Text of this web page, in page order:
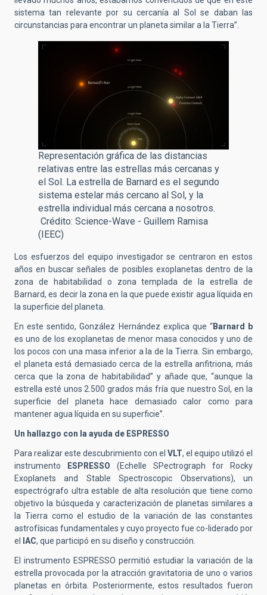
sistema tan relevante por su cercanía al Sol se daban las
circunstancias para encontrar un planeta similar a la Tierra”.
Representación gráfica de las distancias
relativas entre las estrellas más cercanas y
el Sol. La estrella de Barnard es el segundo
sistema estelar más cercano al Sol, y la
estrella individual más cercana a nosotros.
Crédito: Science-Wave - Guillem Ramisa
(IEEC)
Los esfuerzos del equipo investigador se centraron en estos
años en buscar señales de posibles exoplanetas dentro de la
zona de habitabilidad o zona templada de la estrella de
Barnard, es decir la zona en la que puede existir agua líquida en
la superficie del planeta.
En este sentido, González Hernández explica que “Barnard b
es uno de los exoplanetas de menor masa conocidos y uno de
los pocos con una masa inferior a la de la Tierra. Sin embargo,
el planeta está demasiado cerca de la estrella anfitriona, más
cerca que la zona de habitabilidad” y añade que, “aunque la
estrella esté unos 2.500 grados más fría que nuestro Sol, en la
superficie del planeta hace demasiado calor como para
mantener agua líquida en su superficie”.
Un hallazgo con la ayuda de ESPRESSO
Para realizar este descubrimiento con el VLT, el equipo utilizó el
instrumento
ESPRESSO (Echelle SPectrograph for Rocky
Exoplanets and Stable Spectroscopic Observations), un
espectrógrafo ultra estable de alta resolución que tiene como
objetivo la búsqueda y caracterización de planetas similares a
la Tierra como el estudio de la variación de las constantes
astrofísicas fundamentales y cuyo proyecto fue co-liderado por
el
IAC, que participó en su diseño y construcción.
El instrumento ESPRESSO permitió estudiar la variación de la
estrella provocada por la atracción gravitatoria de uno o varios
planetas en órbita. Posteriormente, estos resultados fueron